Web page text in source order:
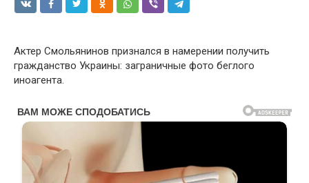
Актер Смольянинов признался в намерении получить
гражданство Украины: заграничные фото беглого
иноагента.